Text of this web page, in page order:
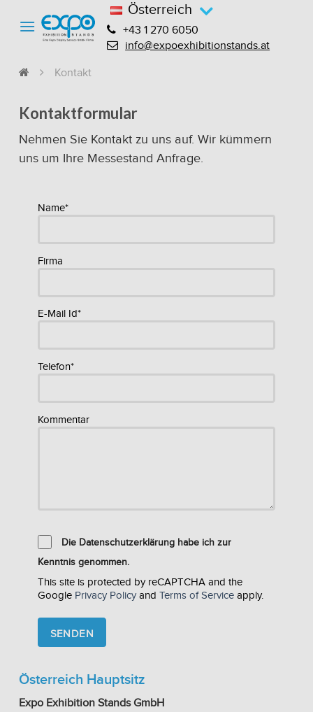
Österreich
+43 1 270 6050
info@expoexhibitionstands.at
Kontakt
Kontaktformular
Nehmen Sie Kontakt zu uns auf. Wir kümmern
uns um Ihre Messestand Anfrage.
Name*
Firma
E-Mail Id*
Telefon*
Kommentar
Die Datenschutzerklärung habe ich zur
Kenntnis genommen.
This site is protected by reCAPTCHA and the
Google Privacy Policy and Terms of Service apply.
leave
this
field
Österreich Hauptsitz
Expo Exhibition Stands GmbH